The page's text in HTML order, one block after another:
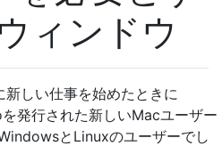
ィンドウ
しい仕事を始めたときに
発行された新しいMacユーザー
とLinuxのユーザーでし